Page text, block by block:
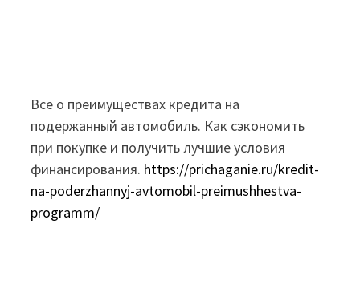
Все о преимуществах кредита на
подержанный автомобиль. Как сэкономить
при покупке и получить лучшие условия
финансирования. https://prichaganie.ru/kredit-
na-poderzhannyj-avtomobil-preimushhestva-
programm/